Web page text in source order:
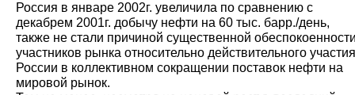
Россия в январе 2002г. увеличила по сравнению с
декабрем 2001г. добычу нефти на 60 тыс. барр./день,
также не стали причиной существенной
участников рынка относительно действительного участия
России в коллективном сокращении поставок нефти на
мировой рынок.